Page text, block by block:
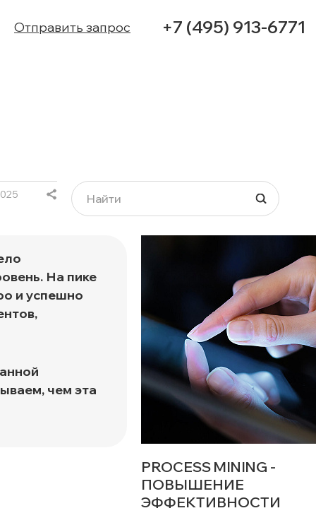
Отправить запрос +7 (495) 913-6771
На пике
и успешно
чем эта
PROCESS MINING -
ПОВЫШЕНИЕ
ЭФФЕКТИВНОСТИ